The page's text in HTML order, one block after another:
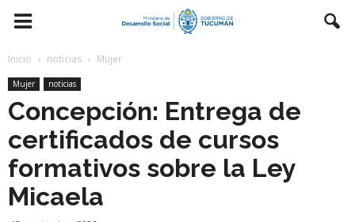
Inicio noticias Mujer
Mujer noticias
Concepción: Entrega de
certificados de cursos
formativos sobre la Ley
Micaela